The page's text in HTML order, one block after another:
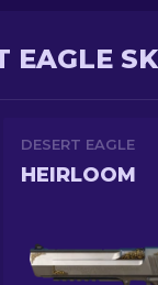
EAGLE
DESERT EAGLE
HEIRLOOM